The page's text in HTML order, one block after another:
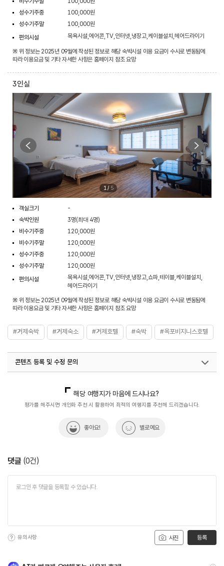
성수기주중
100,000원
성수기주말
100,000원
편의시설
목욕시설,에어콘,TV,인터넷,냉장고,케이블설치,헤어드라이기
※ 위 정보는 2025년 09월에 작성된 정보로 해당 숙박시설 이용 요금이 수시로 변동됨에
따라 이용요금 및 기타 자세한 사항은 홈페이지 참조 요망
3인실
1 / 5
객실크기
-
숙박인원
3명(최대 4명)
비수기주중
120,000원
비수기주말
120,000원
성수기주중
120,000원
성수기주말
120,000원
편의시설
목욕시설,에어콘,TV,인터넷,냉장고,쇼파,테이블,케이블설치,
헤어드라이기
※ 위 정보는 2025년 09월에 작성된 정보로 해당 숙박시설 이용 요금이 수시로 변동됨에
따라 이용요금 및 기타 자세한 사항은 홈페이지 참조 요망
#거제숙박 #거제숙소 #거제호텔 #숙박 #옥포비지니스호텔
콘텐츠 등록 및 수정 문의
열린관광콘텐츠팀(열린관광-모두의여행)
033-738-3425
해당 여행지가 마음에 드시나요?
평가를 해주시면 개인화 추천 시 활용하여 최적의 여행지를 추천해 드리겠습니다.
좋아요! 별로예요
댓글 (0건)
사진
유의사항 등록